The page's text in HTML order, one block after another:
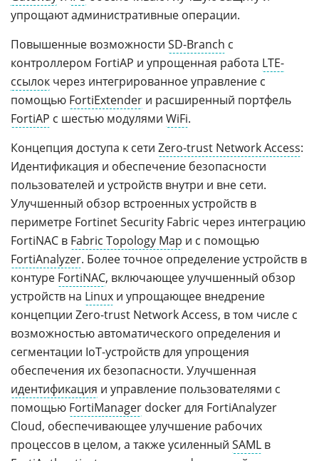
упрощают административные операции.
Повышенные возможности SD-Branch с
контроллером FortiAP и упрощенная работа LTE-
ссылок через интегрированное управление с
помощью FortiExtender и расширенный портфель
FortiAP с шестью модулями WiFi.
Концепция доступа к сети Zero-trust Network Access:
Идентификация и обеспечение безопасности
пользователей и устройств внутри и вне сети.
Улучшенный обзор встроенных устройств в
периметре Fortinet Security Fabric через интеграцию
FortiNAC в Fabric Topology Map и с помощью
FortiAnalyzer. Более точное определение устройств в
контуре FortiNAC, включающее улучшенный обзор
устройств на Linux и упрощающее внедрение
концепции Zero-trust Network Access, в том числе с
возможностью автоматического определения и
сегментации IoT-устройств для упрощения
обеспечения их безопасности. Улучшенная
идентификация и управление пользователями с
помощью FortiManager docker для FortiAnalyzer
Cloud, обеспечивающее улучшение рабочих
процессов в целом, а также усиленный SAML в